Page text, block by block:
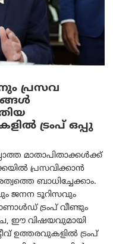
പ്രസവ
ട്രംപ് ഒപ്പു
മാതാപിതാക്കൾക്ക്
പ്രസവിക്കാൻ
ബാധിച്ചേക്കാം.
ജനന ടൂറിസവും
ട്രംപ് വീണ്ടും
ഈ വിഷയവുമായി
ഉത്തരവുകളിൽ ട്രംപ്